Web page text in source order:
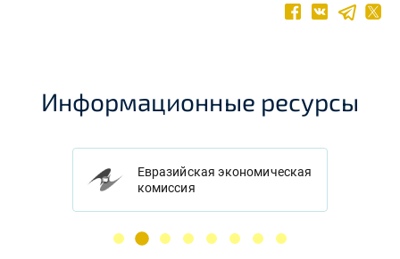
Информационные ресурсы
Евразийская экономическая
комиссия